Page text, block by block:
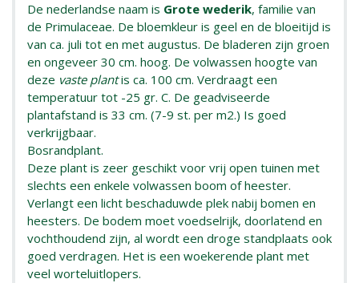
De nederlandse naam is Grote wederik, familie van
de Primulaceae. De bloemkleur is geel en de bloeitijd is
van ca. juli tot en met augustus. De bladeren zijn groen
en ongeveer 30 cm. hoog. De volwassen hoogte van
deze vaste plantis ca. 100 cm. Verdraagt een
temperatuur tot -25 gr. C. De geadviseerde
plantafstand is 33 cm. (7-9 st. per m2.) Is goed
verkrijgbaar.
Bosrandplant.
Deze plant is zeer geschikt voor vrij open tuinen met
slechts een enkele volwassen boom of heester.
Verlangt een licht beschaduwde plek nabij bomen en
heesters. De bodem moet voedselrijk, doorlatend en
vochthoudend zijn, al wordt een droge standplaats ook
goed verdragen. Het is een woekerende plant met
veel worteluitlopers.